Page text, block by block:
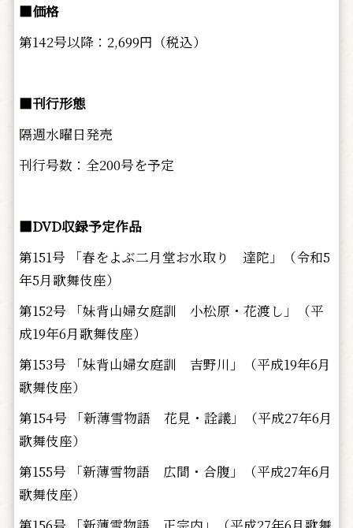
■価格
第142号以降：2,699円（税込）
■刊行形態
隔週水曜日発売
刊行号数：全200号を予定
■DVD収録予定作品
第151号 「春をよぶ二月堂お水取り 達陀」（令和5
年5月歌舞伎座）
第152号 「妹背山婦女庭訓 小松原・花渡し」（平
成19年6月歌舞伎座）
第153号 「妹背山婦女庭訓 吉野川」（平成19年6月
歌舞伎座）
第154号 「新薄雪物語 花見・詮議」（平成27年6月
歌舞伎座）
第155号 「新薄雪物語 広間・合腹」（平成27年6月
歌舞伎座）